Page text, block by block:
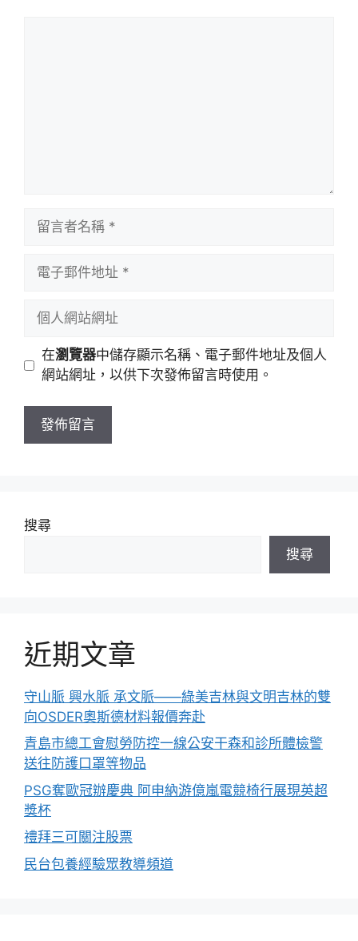
址
站
址
在瀏覽器中儲存顯示名稱、電子郵件地址及個人
網站網址，以供下次發佈留言時使用。
搜尋
搜尋
近期文章
守山脈 興水脈 承文脈——綠美吉林與文明吉林的雙
向OSDER奧斯德材料報價奔赴
青島市總工會慰勞防控一線公安干森和診所體檢警
送往防護口罩等物品
PSG奪歐冠辦慶典 阿申納游億嵐電競椅行展現英超
獎杯
禮拜三可關注股票
民台包養經驗眾教導頻道